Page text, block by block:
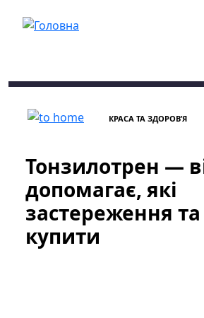
КРАСА ТА ЗДОРОВ’Я
Тонзилотрен —
допомагає, які
застереження
купити